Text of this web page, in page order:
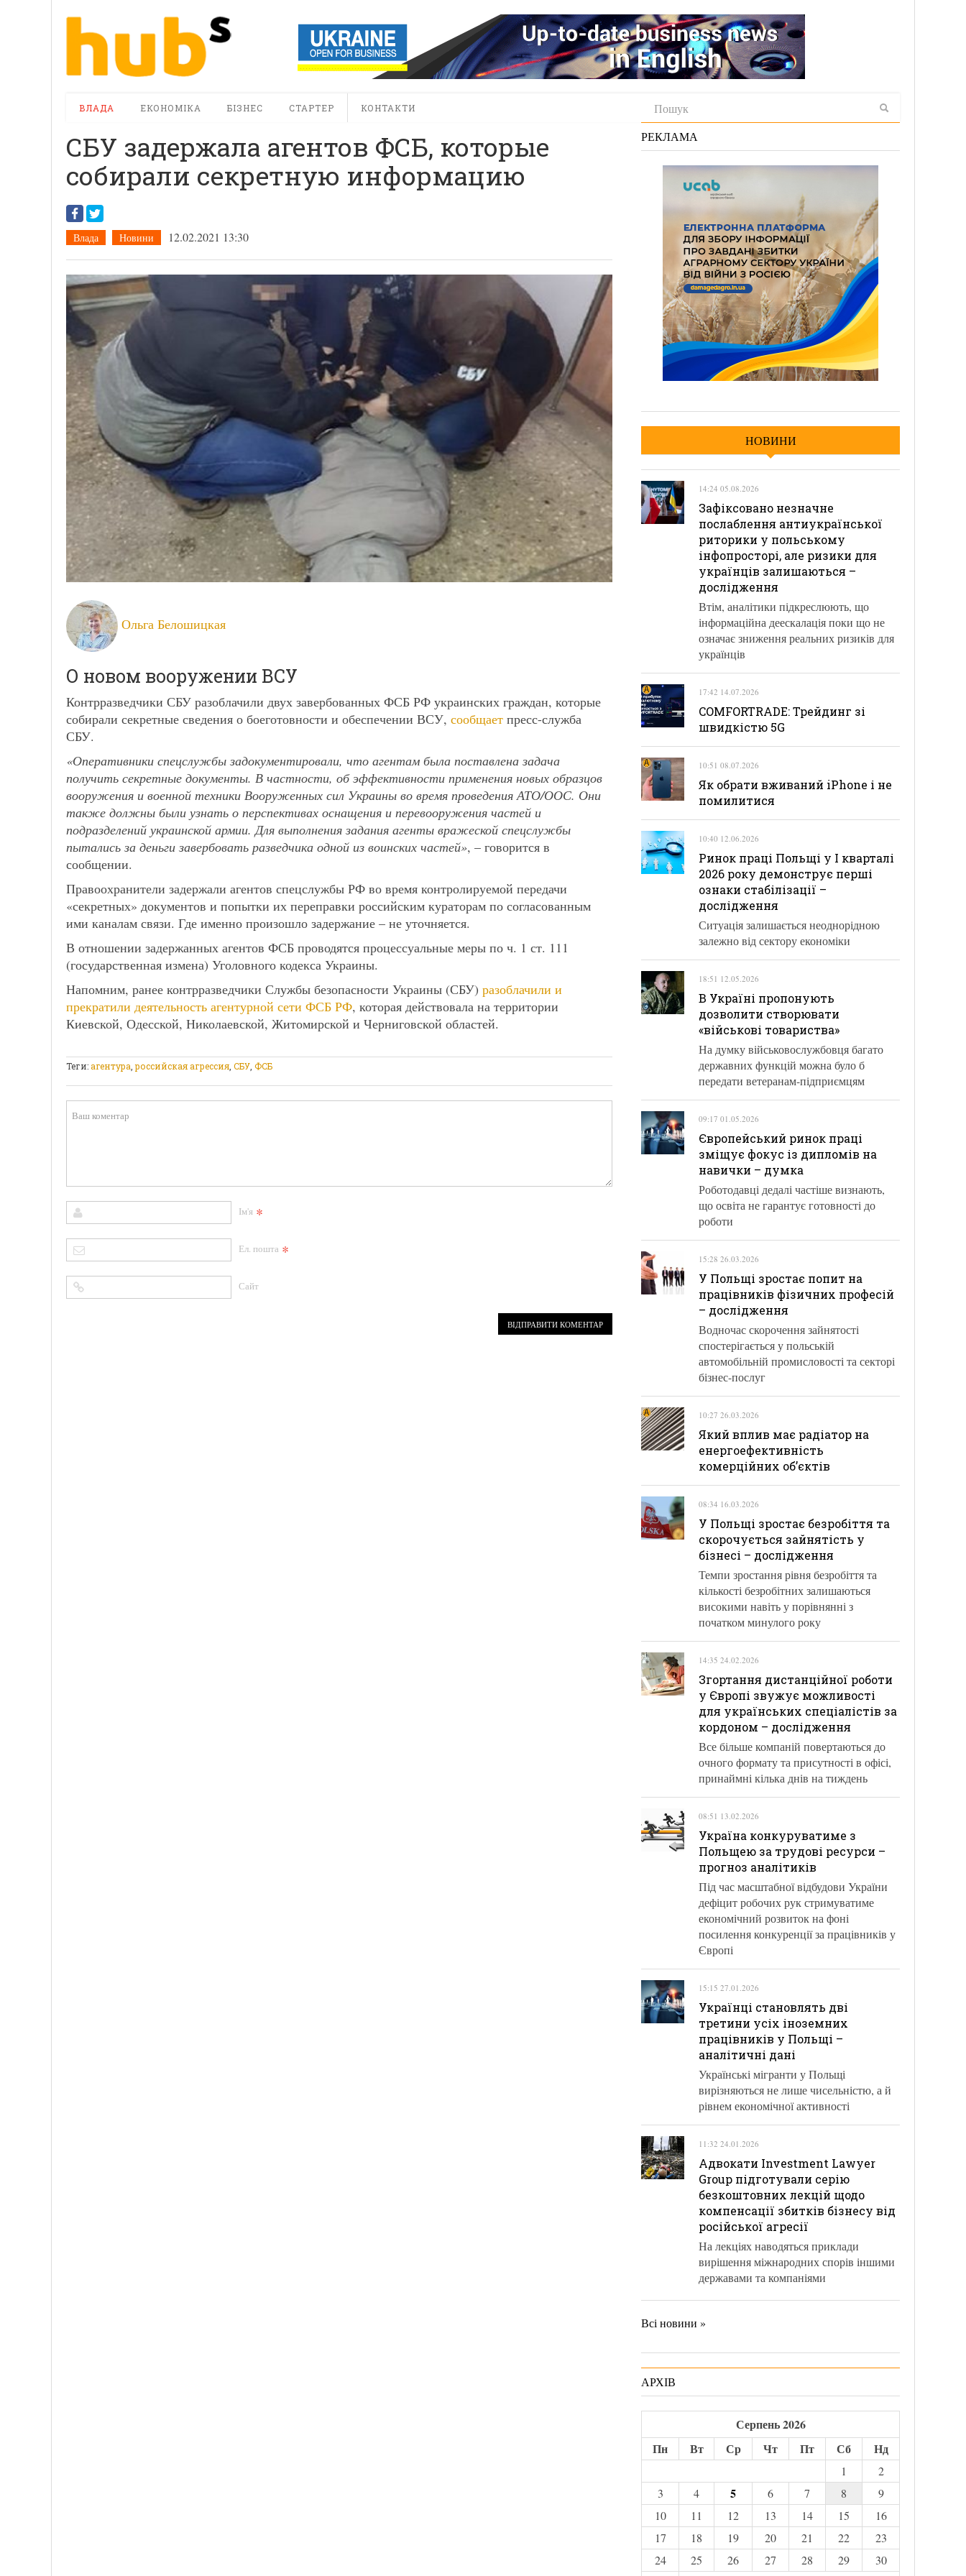
ВЛАДА ЕКОНОМІКА БІЗНЕС СТАРТЕР КОНТАКТИ
СБУ задержала агентов ФСБ, которые
собирали секретную информацию
Влада Новини 12.02.2021 13:30
Ольга Белошицкая
О новом вооружении ВСУ
Контрразведчики СБУ разоблачили двух завербованных ФСБ РФ украинских граждан, которые
собирали секретные сведения о боеготовности и обеспечении ВСУ, сообщает пресс-служба
СБУ.
«Оперативники спецслужбы задокументировали, что агентам была поставлена задача
получить секретные документы. В частности, об эффективности применения новых образцов
вооружения и военной техники Вооруженных сил Украины во время проведения АТО/ООС. Они
также должны были узнать о перспективах оснащения и перевооружения частей и
подразделений украинской армии. Для выполнения задания агенты вражеской спецслужбы
пытались за деньги завербовать разведчика одной из воинских частей», – говорится в
сообщении.
Правоохранители задержали агентов спецслужбы РФ во время контролируемой передачи
«секретных» документов и попытки их переправки российским кураторам по согласованным
ими каналам связи. Где именно произошло задержание – не уточняется.
В отношении задержанных агентов ФСБ проводятся процессуальные меры по ч. 1 ст. 111
(государственная измена) Уголовного кодекса Украины.
Напомним, ранее контрразведчики Службы безопасности Украины (СБУ) разоблачили и
прекратили деятельность агентурной сети ФСБ РФ, которая действовала на территории
Киевской, Одесской, Николаевской, Житомирской и Черниговской областей.
Теги:агентура ,российская агрессия СБУ ФСБ
Ім'я *
Ел. пошта *
Сайт
РЕКЛАМА
НОВИНИ
14:24 05.08.2026
Зафіксовано незначне
послаблення антиукраїнської
риторики у польському
інфопросторі, але ризики для
українців залишаються –
дослідження
Втім, аналітики підкреслюють, що
інформаційна деескалація поки що не
означає зниження реальних ризиків для
українців
17:42 14.07.2026
COMFORTRADE: Трейдинг зі
швидкістю 5G
10:51 08.07.2026
Як обрати вживаний iPhone і не
помилитися
10:40 12.06.2026
Ринок праці Польщі у І кварталі
2026 року демонструє перші
ознаки стабілізації –
дослідження
Ситуація залишається неоднорідною
залежно від сектору економіки
18:51 12.05.2026
В Україні пропонують
дозволити створювати
«військові товариства»
На думку військовослужбовця багато
державних функцій можна було б
передати ветеранам-підприємцям
09:17 01.05.2026
Європейський ринок праці
зміщує фокус із дипломів на
навички – думка
Роботодавці дедалі частіше визнають,
що освіта не гарантує готовності до
роботи
15:28 26.03.2026
У Польщі зростає попит на
працівників фізичних професій
– дослідження
Водночас скорочення зайнятості
спостерігається у польській
автомобільній промисловості та секторі
бізнес-послуг
10:27 26.03.2026
Який вплив має радіатор на
енергоефективність
комерційних об’єктів
08:34 16.03.2026
У Польщі зростає безробіття та
скорочується зайнятість у
бізнесі – дослідження
Темпи зростання рівня безробіття та
кількості безробітних залишаються
високими навіть у порівнянні з
початком минулого року
14:35 24.02.2026
Згортання дистанційної роботи
у Європі звужує можливості
для українських спеціалістів за
кордоном – дослідження
Все більше компаній повертаються до
очного формату та присутності в офісі,
принаймні кілька днів на тиждень
08:51 13.02.2026
Україна конкуруватиме з
Польщею за трудові ресурси –
прогноз аналітиків
Під час масштабної відбудови України
дефіцит робочих рук стримуватиме
економічний розвиток на фоні
посилення конкуренції за працівників у
Європі
15:15 27.01.2026
Українці становлять дві
третини усіх іноземних
працівників у Польщі –
аналітичні дані
Українські мігранти у Польщі
вирізняються не лише чисельністю, а й
рівнем економічної активності
11:32 24.01.2026
Адвокати Investment Lawyer
Group підготували серію
безкоштовних лекцій щодо
компенсації збитків бізнесу від
російської агресії
На лекціях наводяться приклади
вирішення міжнародних спорів іншими
державами та компаніями
Всі новини »
АРХІВ
Серпень 2026
Пн
Вт Ср Чт Пт Сб Нд
1
2
3
4 5 6 7 8
9
10
11 12 13 14 15
16
17
18 19 20 21 22
23
24
25 26 27 28 29
30